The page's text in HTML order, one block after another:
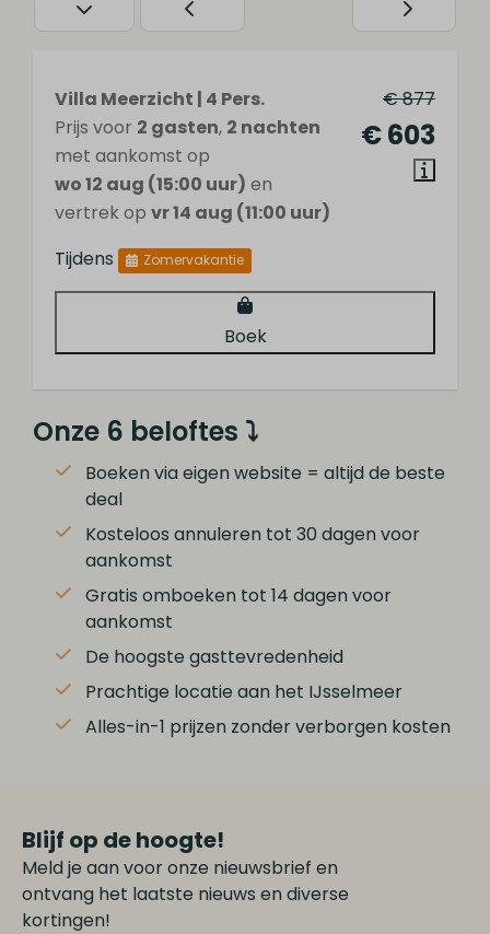
€ 877
€ 603
Villa Meerzicht | 4 Pers.
Prijs voor 2 gasten, 2 nachten
met aankomst op
wo 12 aug (15:00 uur) en
vertrek op vr 14 aug (11:00 uur)
Tijdens
Zomervakantie
Boek
Onze 6 beloftes ⤵
Boeken via eigen website = altijd de beste
deal
Kosteloos annuleren tot 30 dagen voor
aankomst
Gratis omboeken tot 14 dagen voor
aankomst
De hoogste gasttevredenheid
Prachtige locatie aan het IJsselmeer
Alles-in-1 prijzen zonder verborgen kosten
Blijf op de hoogte!
Meld je aan voor onze nieuwsbrief en
ontvang het laatste nieuws en diverse
kortingen!